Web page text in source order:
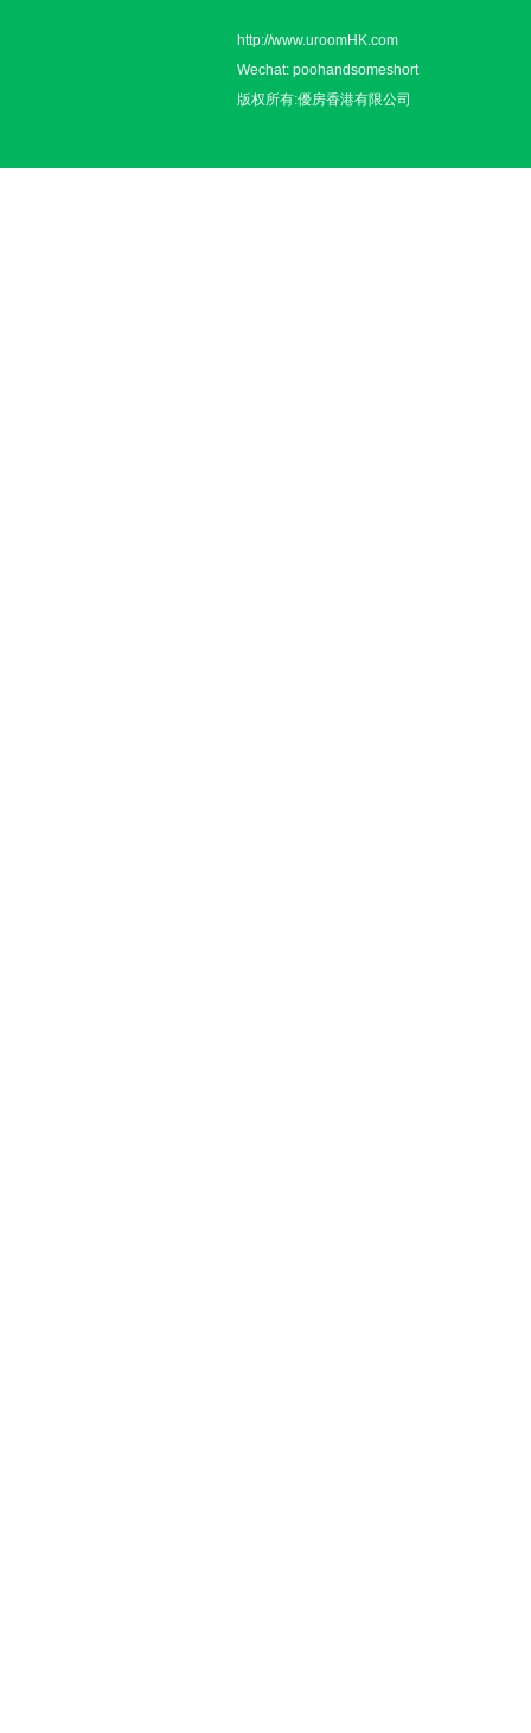
http://www.uroomHK.com
Wechat: poohandsomeshort
版权所有:優房香港有限公司